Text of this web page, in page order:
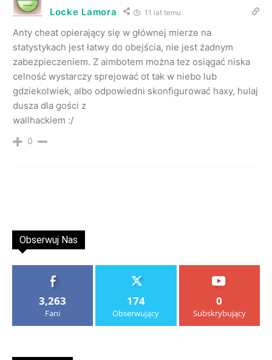
Locke Lamora 11 lat temu
Anty cheat opierający się w głównej mierze na
statystykach jest łatwy do obejścia, nie jest żadnym
zabezpieczeniem. Z aimbotem można tez osiągać niska
celność wystarczy sprejować ot tak w niebo lub
gdziekolwiek, albo odpowiedni skonfigurować haxy, hulaj
dusza dla gości z
wallhackiem :/
0
Obserwuj Nas
3,263
Fani
174
Obserwujący
0
Subskrybujący